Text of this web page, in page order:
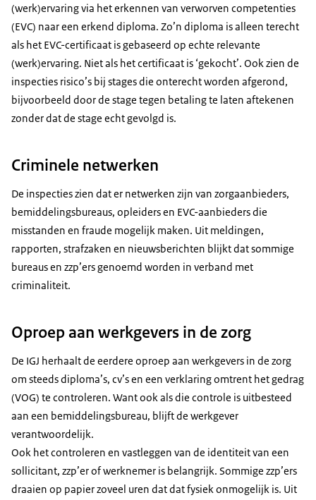
(werk)ervaring via het erkennen van verworven competenties
(EVC) naar een erkend diploma. Zo’n diploma is alleen terecht
als het EVC-certificaat is gebaseerd op echte relevante
(werk)ervaring. Niet als het certificaat is ‘gekocht’. Ook zien de
inspecties risico’s bij stages die onterecht worden afgerond,
bijvoorbeeld door de stage tegen betaling te laten aftekenen
zonder dat de stage echt gevolgd is.
Criminele netwerken
De inspecties zien dat er netwerken zijn van zorgaanbieders,
bemiddelingsbureaus, opleiders en EVC-aanbieders die
misstanden en fraude mogelijk maken. Uit meldingen,
rapporten, strafzaken en nieuwsberichten blijkt dat sommige
bureaus en zzp’ers genoemd worden in verband met
criminaliteit.
Oproep aan werkgevers in de zorg
De IGJ herhaalt de eerdere oproep aan werkgevers in de zorg
om steeds diploma’s, cv’s en een verklaring omtrent het gedrag
(VOG) te controleren. Want ook als die controle is uitbesteed
aan een bemiddelingsbureau, blijft de werkgever
verantwoordelijk.
Ook het controleren en vastleggen van de identiteit van een
sollicitant, zzp’er of werknemer is belangrijk. Sommige zzp’ers
draaien op papier zoveel uren dat dat fysiek onmogelijk is. Uit